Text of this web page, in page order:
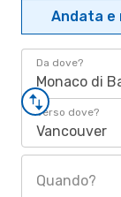
Andata e
Da dove?
Monaco di
Verso dove?
Vancouver
Quando?